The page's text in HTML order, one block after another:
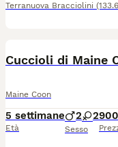
Terranuova Bracciolini
Cuccioli di Maine
Maine Coon
5 settimane
Età
2 2
Sesso